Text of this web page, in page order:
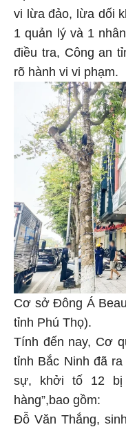
vi lừa đảo, lừa dối
1 quản lý và 1
điều tra, Công an
rõ hành vi vi phạm.
Cơ sở Đông Á
tỉnh Phú Thọ).
Tính đến nay, Cơ
tỉnh Bắc Ninh đã
sự, khởi tố 12 bị
hàng”,bao gồm:
Đỗ Văn Thắng,